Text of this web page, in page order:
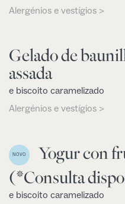
Alergénios e vestígios >
Gelado de
assada
e biscoito caramelizado
Alergénios e vestígios >
NOVO
Yogur con
(*Consulta
e biscoito caramelizado